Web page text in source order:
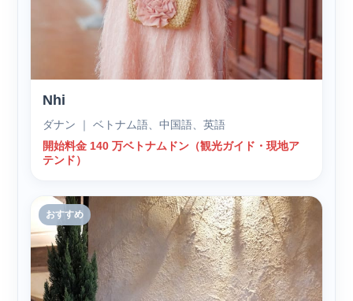
Nhi
ダナン ｜ ベトナム語、中国語、英語
開始料金 140 万ベトナムドン（観光ガイド・現地ア
テンド）
おすすめ